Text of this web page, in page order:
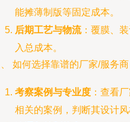
能摊薄制版等固定成本。
后期工艺与物流：覆膜、
入总成本。
如何选择靠谱的厂家/服务商
考察案例与专业度 ：查看
相关的案例，判断其设计